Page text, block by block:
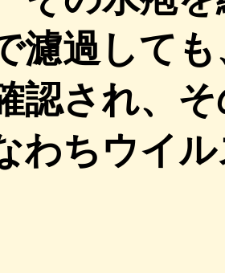
濾過して
認され、
わちウイ